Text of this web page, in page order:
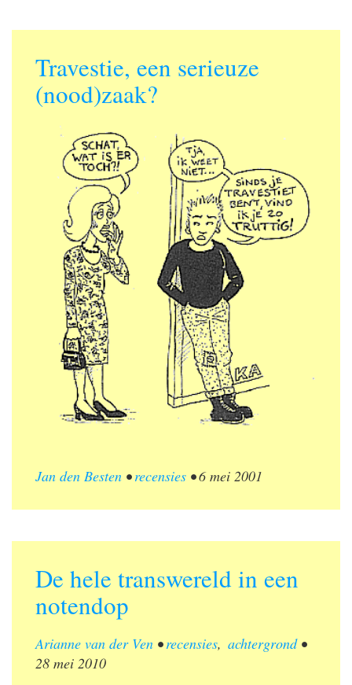
Travestie, een serieuze
(nood)zaak?
Jan den Besten •recensies •6 mei 2001
De hele transwereld in een
notendop
Arianne van der Ven •recensies, achtergrond•
28 mei 2010